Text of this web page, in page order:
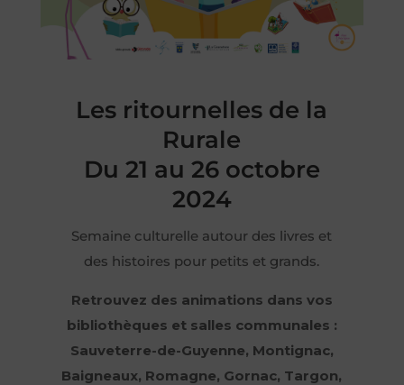
Les ritournelles de la
Rurale
Du 21 au 26 octobre
2024
Semaine culturelle autour des livres et
des histoires pour petits et grands.
Retrouvez des animations dans vos
bibliothèques et salles communales :
Sauveterre-de-Guyenne, Montignac,
Baigneaux, Romagne, Gornac, Targon,